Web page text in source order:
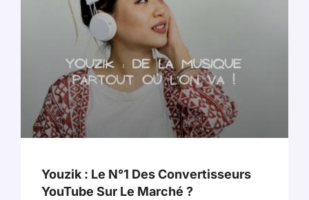
Youzik : Le N°1 Des Convertisseurs
YouTube Sur Le Marché ?